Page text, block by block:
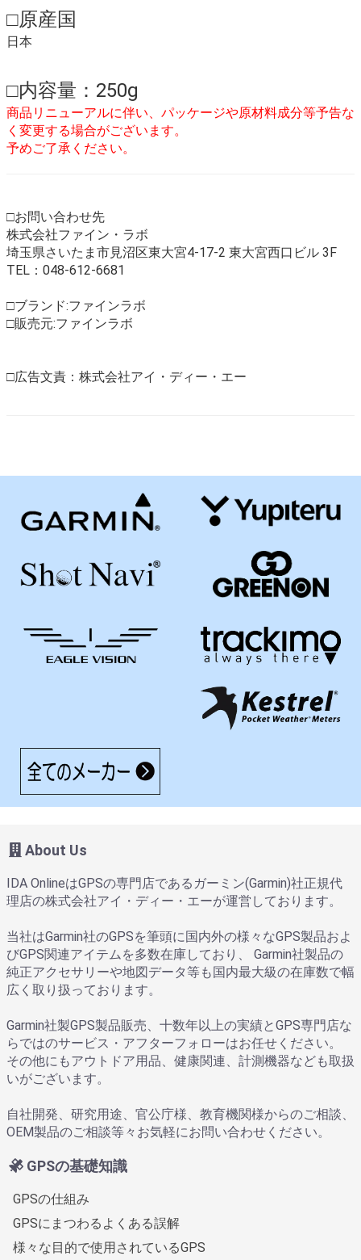
□原産国
日本
□内容量：250g
商品リニューアルに伴い、パッケージや原材料成分等予告な
く変更する場合がございます。
予めご了承ください。
□お問い合わせ先
株式会社ファイン・ラボ
埼玉県さいたま市見沼区東大宮4-17-2 東大宮西口ビル 3F
TEL：048-612-6681
□ブランド:ファインラボ
□販売元:ファインラボ
□広告文責：株式会社アイ・ディー・エー
About Us
IDA OnlineはGPSの専門店であるガーミン(Garmin)社正規代
理店の株式会社アイ・ディー・エーが運営しております。
当社はGarmin社のGPSを筆頭に国内外の様々なGPS製品およ
びGPS関連アイテムを多数在庫しており、 Garmin社製品の
純正アクセサリーや地図データ等も国内最大級の在庫数で幅
広く取り扱っております。
Garmin社製GPS製品販売、十数年以上の実績とGPS専門店な
らではのサービス・アフターフォローはお任せください。
その他にもアウトドア用品、健康関連、計測機器なども取扱
いがございます。
自社開発、研究用途、官公庁様、教育機関様からのご相談、
OEM製品のご相談等々お気軽にお問い合わせください。
GPSの基礎知識
GPSの仕組み
GPSにまつわるよくある誤解
様々な目的で使用されているGPS